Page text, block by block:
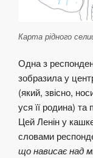
Карта рідного
Одна з
зобразила у
(який, звісно,
уся її родина) та
Цей Ленін у
словами
що нависає над